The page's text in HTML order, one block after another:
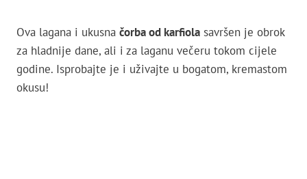
Ova lagana i ukusna čorba od karfiola savršen je obrok
za hladnije dane, ali i za laganu večeru tokom cijele
godine. Isprobajte je i uživajte u bogatom, kremastom
okusu!